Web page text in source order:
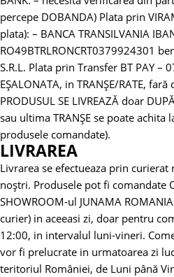
percepe DOBANDA) Plata prin
plata): – BANCA TRANSILVANIA
RO49BTRLRONCRT0379924301
S.R.L. Plata prin Transfer BT PAY –
EȘALONATA, in TRANȘE/RATE,
PRODUSUL SE LIVREAZĂ doar
sau ultima TRANȘE se poate achita
produsele comandate).
LIVRAREA
Livrarea se efectueaza prin
noștri. Produsele pot fi comandate
SHOWROOM-ul JUNAMA ROMANIA
curier) in aceeasi zi, doar pentru
12:00, in intervalul luni-vineri.
vor fi prelucrate in urmatoarea zi
teritoriul României, de Luni până